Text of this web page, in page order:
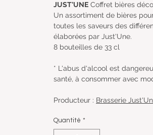
JUST'UNE Coffret bières
Un assortiment de bières
toutes les saveurs des
élaborées par Just'Une.
8 bouteilles de 33 cl
* L'abus d'alcool est
santé, à consommer avec
Producteur : Brasserie
Quantité *